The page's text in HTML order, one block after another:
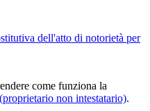
dell'atto di notorietà per
come funziona la
non intestatario).